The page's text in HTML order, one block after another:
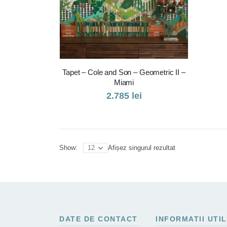
Tapet – Cole and Son – Geometric II –
Miami
2.785 lei
Show: Afișez singurul rezultat
DATE DE CONTACT INFORMATII